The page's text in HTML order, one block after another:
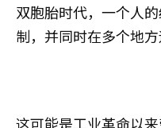
双胞胎时代，一个人
制，并同时在多个地方
这可能是工业革命以